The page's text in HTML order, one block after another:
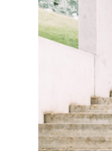
Sobre el
> Ir a Sobre el
¿Cómo
Agenda
Convocatorias
Noticias